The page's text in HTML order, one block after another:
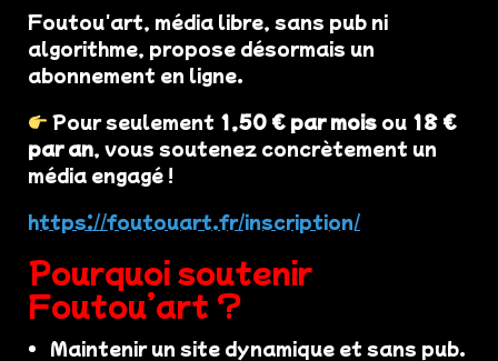
Foutou'art, média libre, sans pub ni
algorithme, propose désormais un
abonnement en ligne.
Pour seulement 1,50 € par mois ou 18 €
par an, vous soutenez concrètement un
média engagé !
https://foutouart.fr/inscription/
Pourquoi soutenir
Foutou’art ?
Maintenir un site dynamique et sans pub.